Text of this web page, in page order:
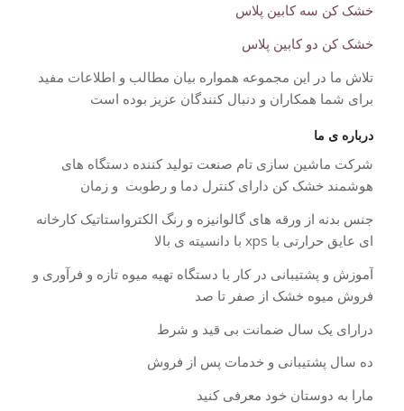
خشک کن سه کابین پلاس
خشک کن دو کابین پلاس
تلاش ما در این مجموعه همواره بیان مطالب و اطلاعات مفید
برای شما همکاران و دنبال کنندگان عزیز بوده است
درباره ی ما
شرکت ماشین سازی تام صنعت تولید کننده دستگاه های
هوشمند خشک کن دارای کنترل دما و رطوبت و زمان
جنس بدنه از ورقه های گالوانیزه و رنگ الکترواستاتیک کارخانه
ای عایق حرارتی با xps با دانسیته ی بالا
آموزش و پشتیبانی در کار با دستگاه تهیه میوه تازه و فرآوری و
فروش میوه خشک از صفر تا صد
درارای یک سال ضمانت بی قید و شرط
ده سال پشتیبانی و خدمات پس از فروش
مارا به دوستان خود معرفی کنید